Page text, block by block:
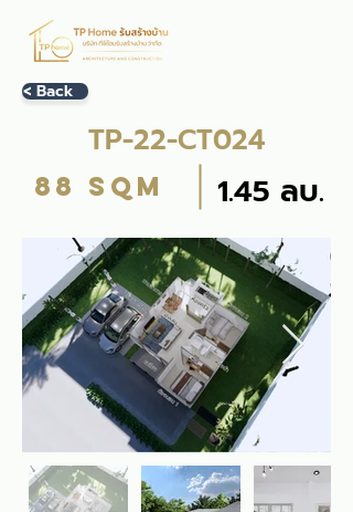
< Back
TP-22-CT024
88 sqm 1.45 ลบ.